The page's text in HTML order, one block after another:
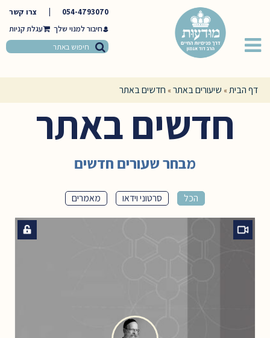
054-4793070
צרו קשר
חיבור למנוי שלך
דף הבית» שיעורים באתר» חדשים באתר
חדשים באתר
מבחר שעורים חדשים
הכל סרטוני וידאו מאמרים